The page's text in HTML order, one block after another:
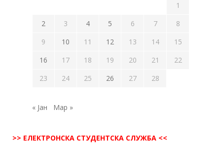
1
2
3 4 5 6 7
8
9
10 11 12 13 14
15
16
17 18 19 20 21
22
23
24 25 26 27 28
« Јан Мар »
>> ЕЛЕКТРОНСКА СТУДЕНТСКА СЛУЖБА <<